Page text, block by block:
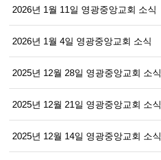
2026년 1월 11일 영광중앙교회 소식
2026년 1월 4일 영광중앙교회 소식
2025년 12월 28일 영광중앙교회 소식
2025년 12월 21일 영광중앙교회 소식
2025년 12월 14일 영광중앙교회 소식